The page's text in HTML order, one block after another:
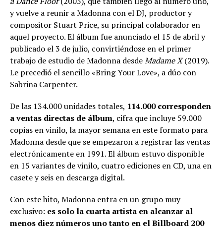
y vuelve a reunir a Madonna con el DJ, productor y
compositor Stuart Price, su principal colaborador en
aquel proyecto. El álbum fue anunciado el 15 de abril y
publicado el 3 de julio, convirtiéndose en el primer
trabajo de estudio de Madonna desdeMadame X(2019).
Le precedió el sencillo «Bring Your Love», a dúo con
Sabrina Carpenter.
De las 134.000 unidades totales, 114.000 corresponden
a ventas directas de álbum, cifra que incluye 59.000
copias en vinilo, la mayor semana en este formato para
Madonna desde que se empezaron a registrar las ventas
electrónicamente en 1991. El álbum estuvo disponible
en 15 variantes de vinilo, cuatro ediciones en CD, una en
casete y seis en descarga digital.
Con este hito, Madonna entra en un grupo muy
exclusivo: es solo la cuarta artista en alcanzar al
menos diez números uno tanto en el Billboard 200